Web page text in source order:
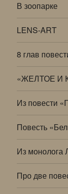
В зоопарке
LENS-ART
8 глав
«ЖЕЛТОЕ И
Из повести
Повесть
Из монолога
Про две